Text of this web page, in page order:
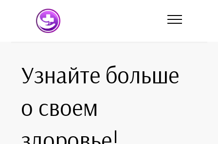
Узнайте больше
о своем